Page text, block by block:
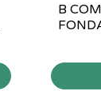
B